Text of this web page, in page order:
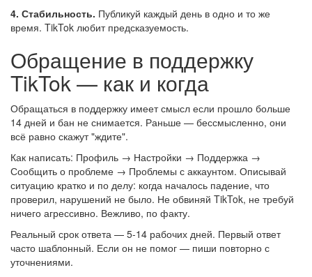
4. Стабильность. Публикуй каждый день в одно и то же
время. TikTok любит предсказуемость.
Обращение в поддержку
TikTok — как и когда
Обращаться в поддержку имеет смысл если прошло больше
14 дней и бан не снимается. Раньше — бессмысленно, они
всё равно скажут "ждите".
Как написать: Профиль → Настройки → Поддержка →
Сообщить о проблеме → Проблемы с аккаунтом. Описывай
ситуацию кратко и по делу: когда началось падение, что
проверил, нарушений не было. Не обвиняй TikTok, не требуй
ничего агрессивно. Вежливо, по факту.
Реальный срок ответа — 5-14 рабочих дней. Первый ответ
часто шаблонный. Если он не помог — пиши повторно с
уточнениями.